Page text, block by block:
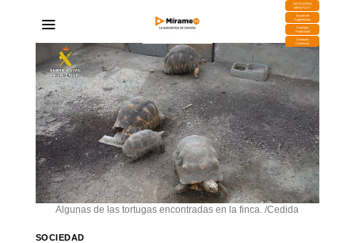
DESCARGA
MIRAPLAY
Buzón de
Sugerencias
Contratar
Publicidad
Contacto
Comercial
Algunas de las tortugas encontradas en la finca. /Cedida
SOCIEDAD